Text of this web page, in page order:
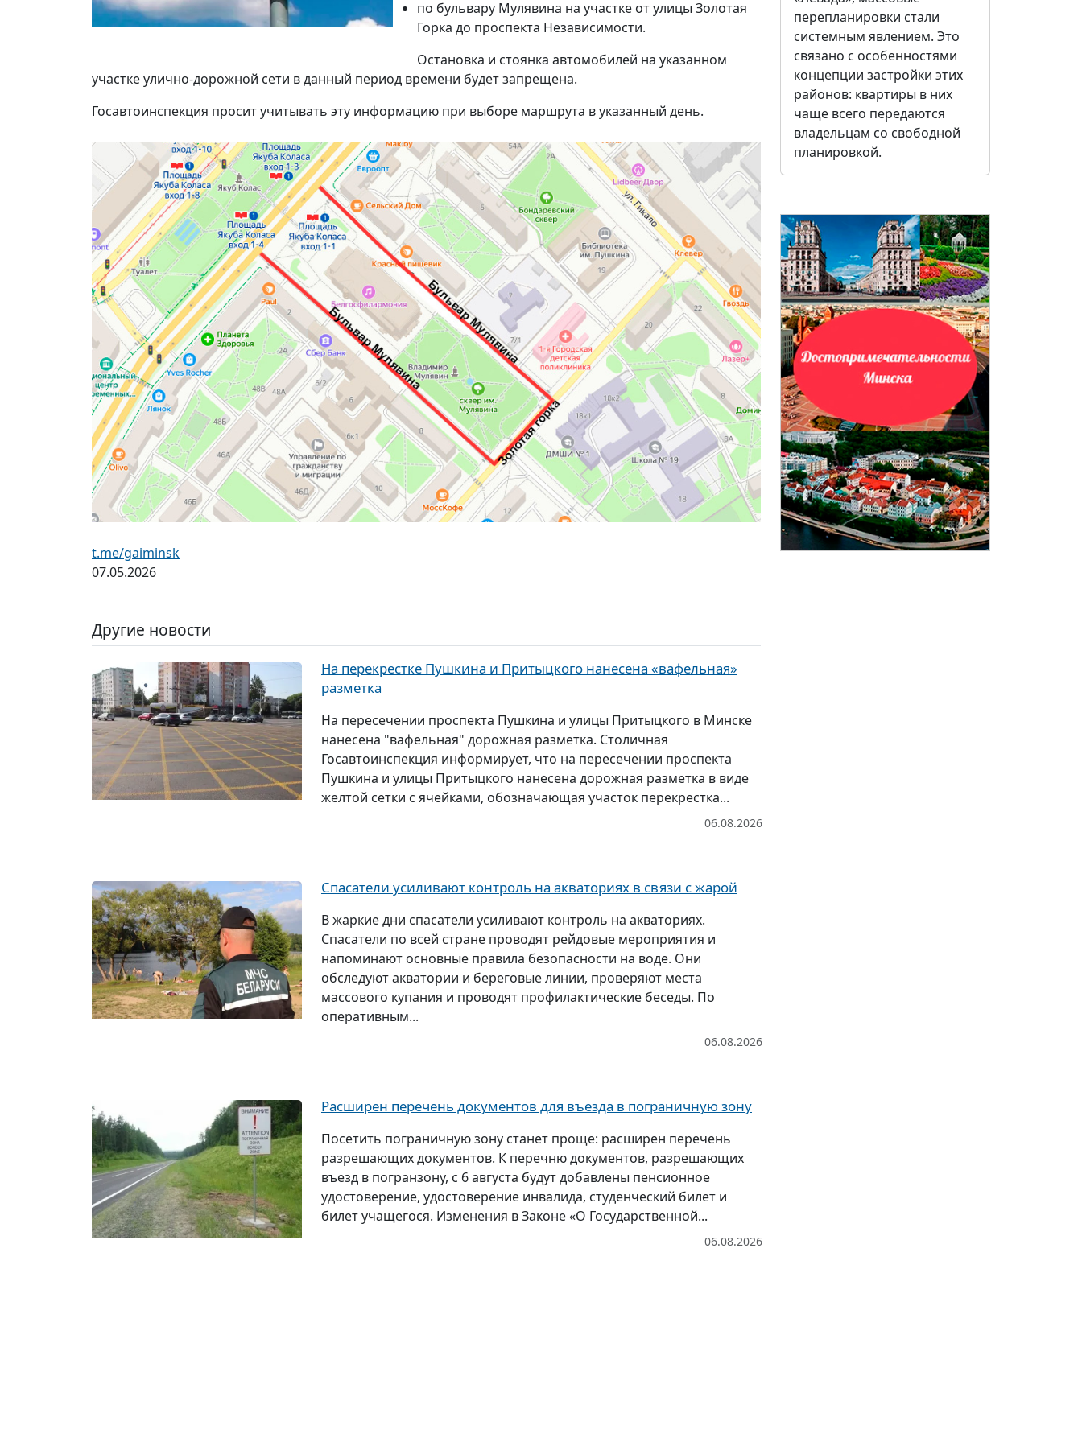
по бульвару Мулявина на участке от улицы Золотая
Горка до проспекта Независимости.
Остановка и стоянка автомобилей на указанном
участке улично-дорожной сети в данный период времени будет запрещена.
Госавтоинспекция просит учитывать эту информацию при выборе маршрута в указанный день.
t.me/gaiminsk
07.05.2026
Другие новости
На перекрестке Пушкина и Притыцкого нанесена «вафельная»
разметка
На пересечении проспекта Пушкина и улицы Притыцкого в Минске
нанесена "вафельная" дорожная разметка. Столичная
Госавтоинспекция информирует, что на пересечении проспекта
Пушкина и улицы Притыцкого нанесена дорожная разметка в виде
желтой сетки с ячейками, обозначающая участок перекрестка...
06.08.2026
Спасатели усиливают контроль на акваториях в связи с жарой
В жаркие дни спасатели усиливают контроль на акваториях.
Спасатели по всей стране проводят рейдовые мероприятия и
напоминают основные правила безопасности на воде. Они
обследуют акватории и береговые линии, проверяют места
массового купания и проводят профилактические беседы. По
оперативным...
06.08.2026
Расширен перечень документов для въезда в пограничную зону
Посетить пограничную зону станет проще: расширен перечень
разрешающих документов. К перечню документов, разрешающих
въезд в погранзону, с 6 августа будут добавлены пенсионное
удостоверение, удостоверение инвалида, студенческий билет и
билет учащегося. Изменения в Законе «О Государственной...
06.08.2026
перепланировки стали
системным явлением. Это
связано с особенностями
концепции застройки этих
районов: квартиры в них
чаще всего передаются
владельцам со свободной
планировкой.